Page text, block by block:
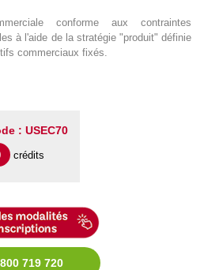
conforme aux contraintes
à l'aide de la stratégie "produit" définie
commerciaux fixés.
: USEC70
crédits
719 720